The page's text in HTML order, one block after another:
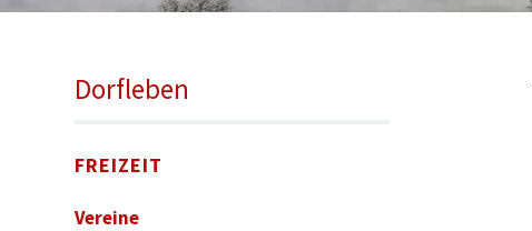
Sie befinden sich hier:
Dorfleben
FREIZEIT
Vereine